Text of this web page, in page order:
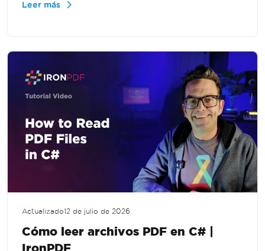
Leer más
Actualizado12 de julio de 2026
Cómo leer archivos PDF en C# |
IronPDF